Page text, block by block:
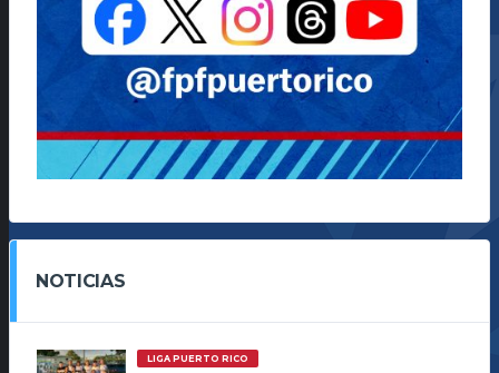
NOTICIAS
LIGA PUERTO RICO